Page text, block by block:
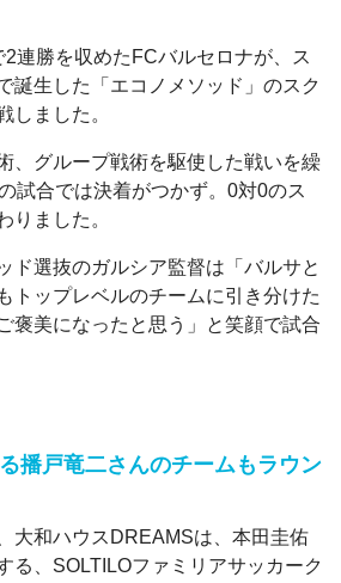
連勝を収めたFCバルセロナが、ス
誕生した「エコノメソッド」のスク
しました。
、グループ戦術を駆使した戦いを繰
試合では決着がつかず。0対0のス
りました。
ド選抜のガルシア監督は「バルサと
トップレベルのチームに引き分けた
褒美になったと思う」と笑顔で試合
播戸竜二さんのチームもラウン
大和ハウスDREAMSは、本田圭佑
る、SOLTILOファミリアサッカーク